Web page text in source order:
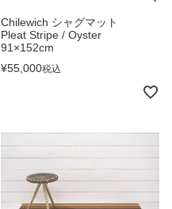
Chilewich シャグマット
Pleat Stripe / Oyster
91×152cm
¥55,000税込